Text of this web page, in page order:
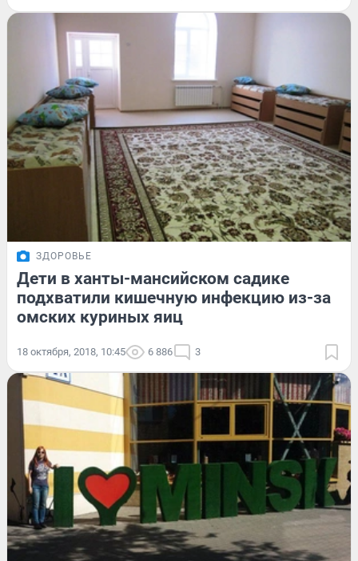
ЗДОРОВЬЕ
Дети в ханты-мансийском садике
подхватили кишечную инфекцию из-за
омских куриных яиц
18 октября, 2018, 10:45 6 886 3